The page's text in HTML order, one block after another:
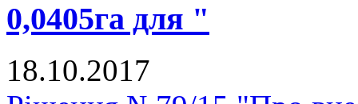
0,0405га для "
18.10.2017